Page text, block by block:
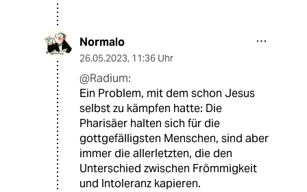
Normalo
26.05.2023, 11:36 Uhr
@Radium:
Ein Problem, mit dem schon Jesus
selbst zu kämpfen hatte: Die
Pharisäer halten sich für die
gottgefälligsten Menschen, sind aber
immer die allerletzten, die den
Unterschied zwischen Frömmigkeit
und Intoleranz kapieren.